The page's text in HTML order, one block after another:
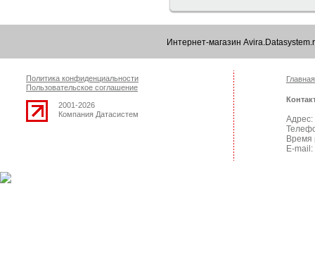
Интернет-магазин
Политика конфиденциальности
Пользовательское соглашение
2001-2026
Компания Датасистем
Главная
Адрес:
Время
E-